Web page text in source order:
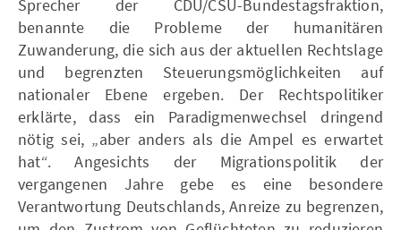
Sprecher der CDU/CSU-Bundestagsfraktion,
benannte die Probleme der humanitären
Zuwanderung, die sich aus der aktuellen Rechtslage
und begrenzten Steuerungsmöglichkeiten auf
nationaler Ebene ergeben. Der Rechtspolitiker
erklärte, dass ein Paradigmenwechsel dringend
nötig sei, „aber anders als die Ampel es erwartet
hat“. Angesichts der Migrationspolitik der
vergangenen Jahre gebe es eine besondere
Verantwortung Deutschlands, Anreize zu begrenzen,